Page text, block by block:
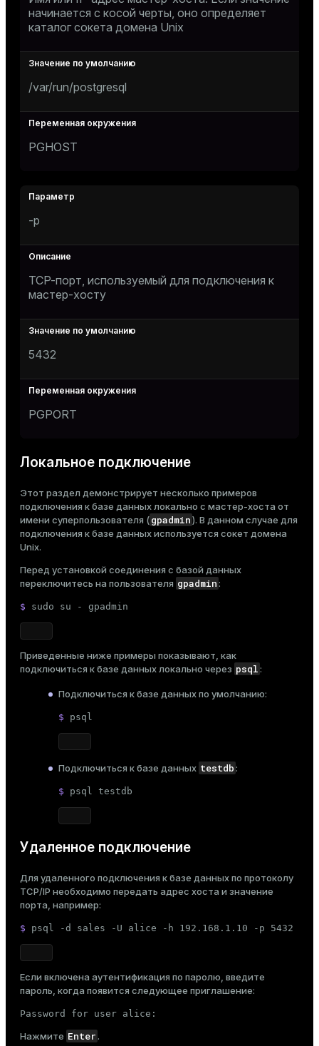
начинается с косой черты, оно определяет
каталог сокета домена Unix
/var/run/postgresql
PGHOST
-p
TCP-порт, используемый для подключения к
мастер-хосту
5432
PGPORT
Локальное подключение
Этот раздел демонстрирует несколько примеров
подключения к базе данных локально с мастер-хоста от
имени суперпользователя (gpadmin). В данном случае для
подключения к базе данных используется сокет домена
Unix.
Перед установкой соединения с базой данных
переключитесь на пользователя gpadmin:
$ sudo su - gpadmin
Приведенные ниже примеры показывают, как
подключиться к базе данных локально через psql:
Подключиться к базе данных по умолчанию:
$ psql
Подключиться к базе данных testdb:
$ psql testdb
Удаленное подключение
Для удаленного подключения к базе данных по протоколу
TCP/IP необходимо передать адрес хоста и значение
порта, например:
$ psql -d sales -U alice -h 192.168.1.10 -p 5432
Если включена аутентификация по паролю, введите
пароль, когда появится следующее приглашение:
Password for user alice:
Нажмите Enter.